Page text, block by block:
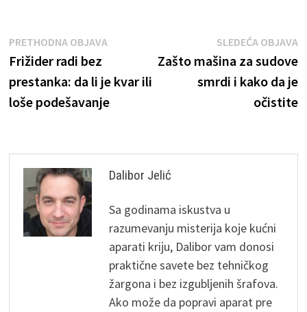
Kretanje
članka
PRETHODNA OBJAVAPrevious
Frižider radi bez
prestanka: da li je kvar ili
loše podešavanje
SLEDEĆA OBJAVA
Zašto mašina za sudove
smrdi i kako da je
očistite
Dalibor Jelić
Sa godinama iskustva u
razumevanju misterija koje kućni
aparati kriju, Dalibor vam donosi
praktične savete bez tehničkog
žargona i bez izgubljenih šrafova.
Ako može da popravi aparat pre